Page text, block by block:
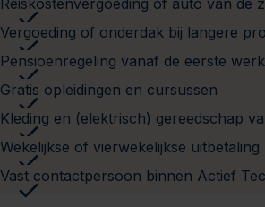
Reiskostenvergoeding of auto van de
Vergoeding of onderdak bij langere
Pensioenregeling vanaf de eerste
Gratis opleidingen en cursussen
Kleding en (elektrisch) gereedschap
Wekelijkse of vierwekelijkse uitbetaling
Vast contactpersoon binnen Actief